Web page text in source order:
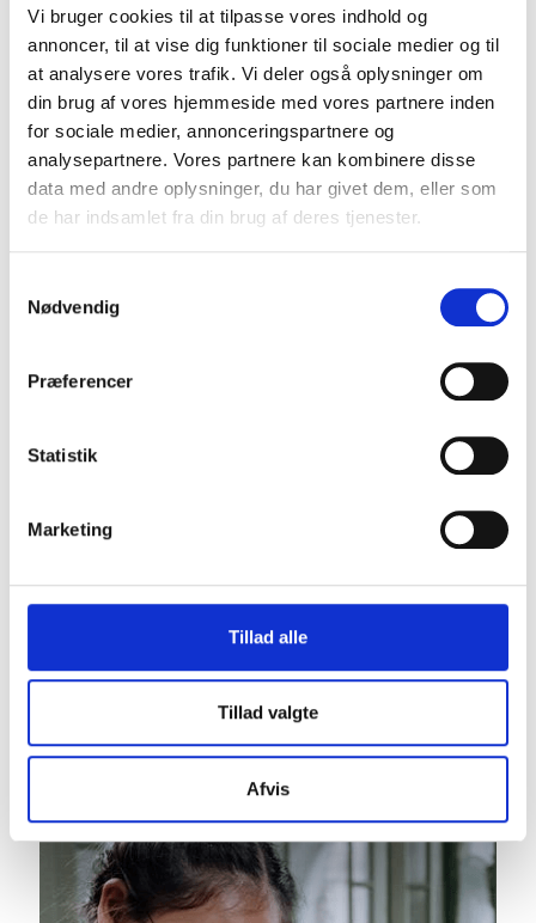
Vi bruger cookies til at tilpasse vores indhold og
annoncer, til at vise dig funktioner til sociale medier og til
at analysere vores trafik. Vi deler også oplysninger om
din brug af vores hjemmeside med vores partnere inden
for sociale medier, annonceringspartnere og
analysepartnere. Vores partnere kan kombinere disse
data med andre oplysninger, du har givet dem, eller som
de har indsamlet fra din brug af deres tjenester.
Nødvendig
Præferencer
Statistik
Marketing
Tillad alle
Tillad valgte
Afvis
Neglene får også en omhyggelig behandling under en
pedicure. Neglene klippes og files til den ønskede
form, og neglebåndene blødgøres og skubbes tilbage
for at give en pæn og ren kant. Dette er ikke kun for
udseendets skyld – det forhindrer også indgroede
tånegle og andre neglerelaterede problemer.
En vigtig del af pedicure er også massage af fødder
musklerne. Det kan også lindre smerter og træthed i
deres daglige arbejde.
neglelak eller en negleforstærker. Dette skridt er ikke
bidrage til at beskytte neglene mod skader og
svamp. For dem, der ønsker et mere naturligt look,
kan en klar lak eller olie, der fremmer neglenes